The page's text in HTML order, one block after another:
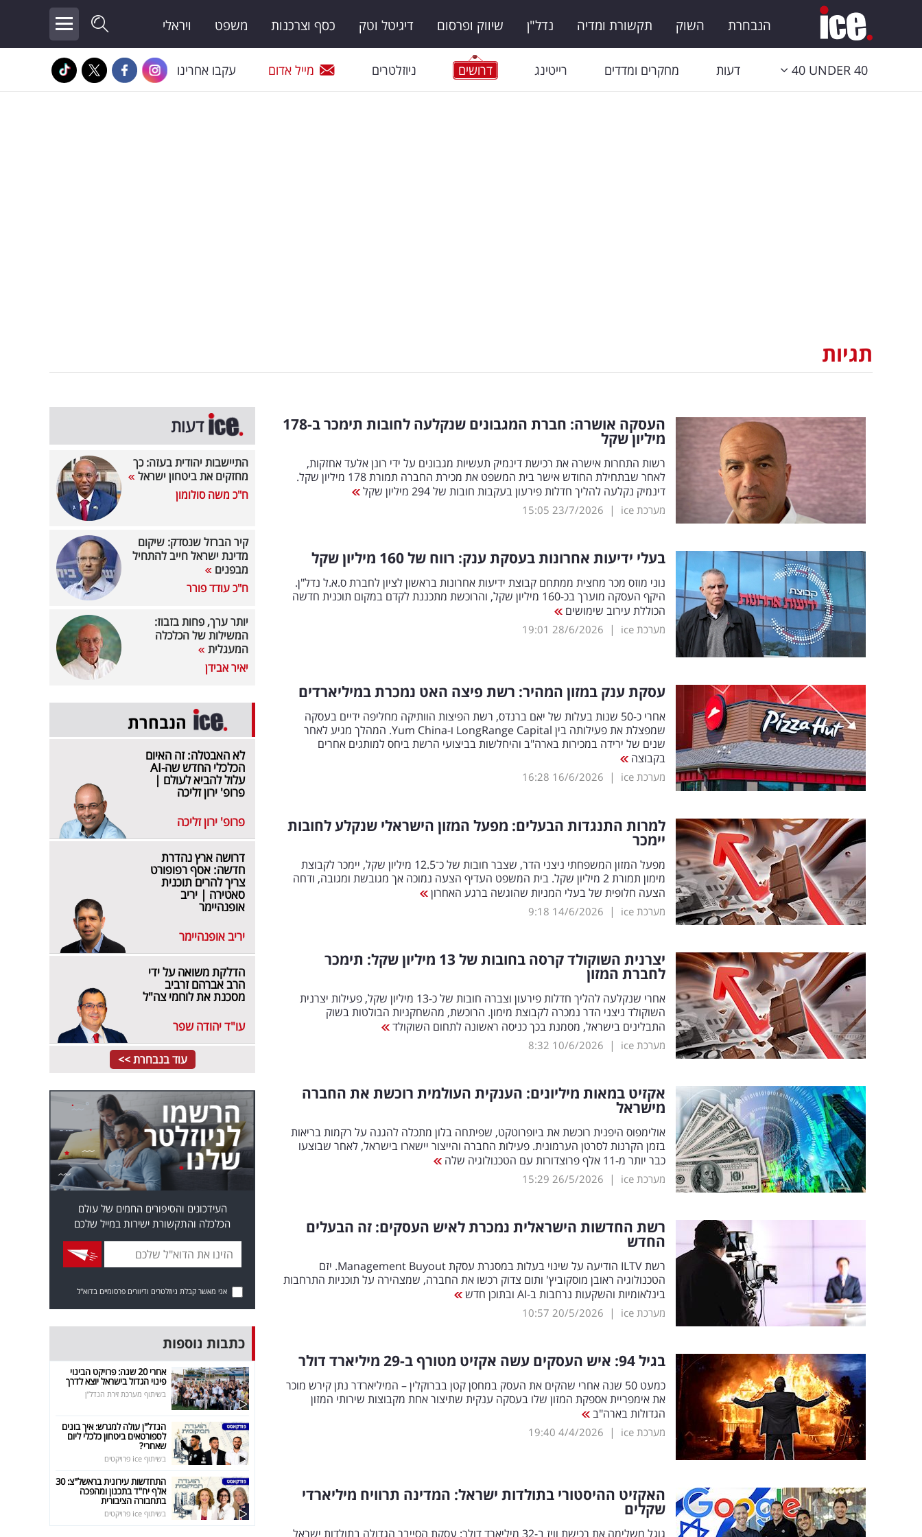
הנבחרת השוק תקשורת ומדיה נדל"ן שיווק ופרסום דיגיטל וטק כסף וצרכנות משפט ויראלי
40 UNDER 40 דעות מחקרים ומדדים רייטינג דרושים ניוזלטרים מייל אדום עקבו אחרינו
תגיות
העסקה אושרה: חברת המגבונים שנקלעה לחובות תימכר ב-178
מיליון שקל
רשות התחרות אישרה את רכישת דינמיק תעשיות מגבונים על ידי רונן אלעד אחזקות,
לאחר שבתחילת החודש אישר בית המשפט את מכירת החברה תמורת 178 מיליון שקל.
דינמיק נקלעה להליך חדלות פירעון בעקבות חובות של 294 מיליון שקל
מערכת ice |
23/7/2026
15:05
בעלי ידיעות אחרונות בעסקת ענק: רווח של 160 מיליון שקל
נוני מוזס מכר מחצית ממתחם קבוצת ידיעות אחרונות בראשון לציון לחברת ס.א.ל נדל"ן.
היקף העסקה מוערך בכ-160 מיליון שקל, והרוכשת מתכננת לקדם במקום תוכנית חדשה
הכוללת עירוב שימושים
מערכת ice |
28/6/2026
19:01
עסקת ענק במזון המהיר: רשת פיצה האט נמכרת במיליארדים
אחרי כ-50 שנות בעלות של יאם ברנדס, רשת הפיצות הוותיקה מחליפה ידיים בעסקה
שמפצלת את פעילותה בין LongRange Capital ו-Yum China. המהלך מגיע לאחר
שנים של ירידה במכירות בארה"ב והיחלשות בביצועי הרשת ביחס למותגים אחרים
בקבוצה
מערכת ice |
16/6/2026
16:28
למרות התנגדות הבעלים: מפעל המזון הישראלי שנקלע לחובות
יימכר
מפעל המזון המשפחתי ניצני הדר, שצבר חובות של כ־12.5 מיליון שקל, יימכר לקבוצת
מימון תמורת 2 מיליון שקל. בית המשפט העדיף הצעה נמוכה אך מגובשת ומגובה, ודחה
הצעה חלופית של בעלי המניות שהוגשה ברגע האחרון
מערכת ice |
14/6/2026
9:18
יצרנית השוקולד קרסה בחובות של 13 מיליון שקל: תימכר
לחברת המזון
אחרי שנקלעה להליך חדלות פירעון וצברה חובות של כ-13 מיליון שקל, פעילות יצרנית
השוקולד ניצני הדר נמכרה לקבוצת מימון. הרוכשת, מהשחקניות הבולטות בשוק
התבלינים בישראל, מסמנת בכך כניסה ראשונה לתחום השוקולד
מערכת ice |
10/6/2026
8:32
אקזיט במאות מיליונים: הענקית העולמית רוכשת את החברה
מישראל
אולימפוס היפנית רוכשת את ביופרוטקט, שפיתחה בלון מתכלה להגנה על רקמות בריאות
בזמן הקרנות לסרטן הערמונית. פעילות החברה והייצור יישארו בישראל, לאחר שבוצעו
כבר יותר מ-11 אלף פרוצדורות עם הטכנולוגיה שלה
מערכת ice |
26/5/2026
15:29
רשת החדשות הישראלית נמכרת לאיש העסקים: זה הבעלים
החדש
רשת ILTV הודיעה על שינוי בעלות במסגרת עסקת Management Buyout. יזם
הטכנולוגיה ראובן מוסקוביץ' ותום צדוק רכשו את החברה, שמצהירה על תוכניות התרחבות
בינלאומיות והשקעות נרחבות ב-AI ובתוכן חדש
מערכת ice |
20/5/2026
10:57
בגיל 94: איש העסקים עשה אקזיט מטורף ב-29 מיליארד דולר
כמעט 50 שנה אחרי שהקים את העסק במחסן קטן בברוקלין – המיליארדר נתן קירש מוכר
את אימפריית אספקת המזון שלו בעסקה ענקית שתיצור אחת מקבוצות שירותי המזון
הגדולות בארה"ב
מערכת ice |
4/4/2026
19:40
האקזיט ההיסטורי בתולדות ישראל: המדינה תרוויח מיליארדי
שקלים
גוגל משלימה את רכישת וויז ב-32 מיליארד דולר: עסקת הסייבר הגדולה בתולדות ישראל
דעות
התיישבות יהודית בעזה: כך
מחזקים את ביטחון ישראל
ח"כ משה סולומון
קיר הברזל שנסדק: שיקום
מדינת ישראל חייב להתחיל
מבפנים
ח"כ עודד פורר
יותר ערך, פחות בזבוז:
המשילות של הכלכלה
המעגלית
יאיר אבידן
הנבחרת
לא האבטלה: זה האיום
הכלכלי החדש שה-AI
עלול להביא לעולם |
פרופ' ירון זליכה
פרופ' ירון זליכה
דרושה ארץ נהדרת
חדשה: אסף רפופורט
צריך להרים תוכנית
סאטירה | יריב
אופנהיימר
יריב אופנהיימר
הדלקת משואה על ידי
הרב אברהם זרביב
מסכנת את לוחמי צה"ל
עו"ד יהודה שפר
עוד בנבחרת >>
העידכונים והסיפורים החמים של עולם
הכלכלה והתקשורת ישירות במייל שלכם
אני מאשר קבלת ניוזלטרים ודיוורים פרסומיים בדוא"ל
כתבות נוספות
אחרי 20 שנה: פרויקט הבינוי
פינוי הגדול בישראל יוצא לדרך
בשיתוף מערכת זירת הנדל"ן
הנדל"ן עולה למגרש: איך בונים
לספורטאים ביטחון כלכלי ליום
שאחרי?
בשיתוף ice פרויקטים
התחדשות עירונית בראשל"צ: 30
אלף יח"ד בתכנון ומהפכה
בתחבורה הציבורית
בשיתוף ice פרויקטים